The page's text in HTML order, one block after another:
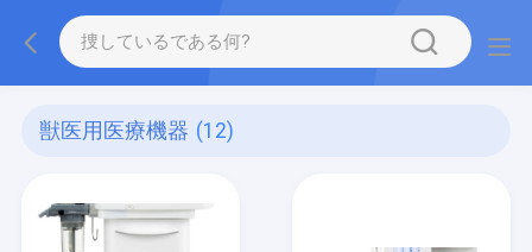
獣医用医療機器 (12)